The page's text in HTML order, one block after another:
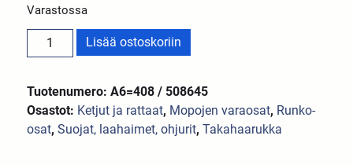
Varastossa
Lisää ostoskoriin
Tuotenumero: A6=408 / 508645
Osastot: Ketjut ja rattaat, Mopojen varaosat, Runko-
osat,Suojat, laahaimet, ohjurit,Takahaarukka